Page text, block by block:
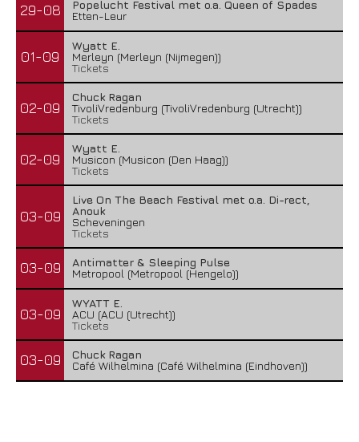
29-08
Popelucht Festival met o.a. Queen of Spades
Etten-Leur
01-09
Wyatt E.
Merleyn (Merleyn (Nijmegen))
Tickets
02-09
Chuck Ragan
TivoliVredenburg (TivoliVredenburg (Utrecht))
Tickets
02-09
Wyatt E.
Musicon (Musicon (Den Haag))
Tickets
03-09
Live On The Beach Festival met o.a. Di-rect,
Anouk
Scheveningen
Tickets
03-09
Antimatter & Sleeping Pulse
Metropool (Metropool (Hengelo))
03-09
WYATT E.
ACU (ACU (Utrecht))
Tickets
03-09
Chuck Ragan
Café Wilhelmina (Café Wilhelmina (Eindhoven))